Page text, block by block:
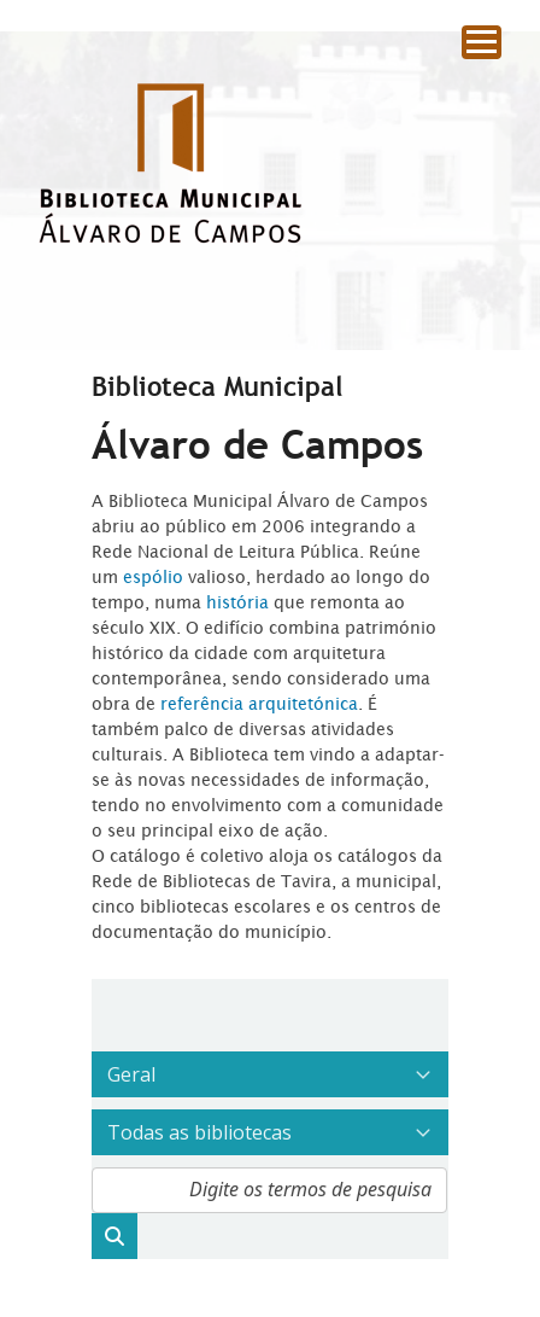
Biblioteca Municipal
Álvaro de Campos
A Biblioteca Municipal Álvaro de Campos
abriu ao público em 2006 integrando a
Rede Nacional de Leitura Pública. Reúne
umespóliovalioso, herdado ao longo do
tempo, numa história que remonta ao
século XIX. O edifício combina património
histórico da cidade com arquitetura
contemporânea, sendo considerado uma
obra de referência arquitetónica . É
também palco de diversas atividades
culturais. A Biblioteca tem vindo a adaptar-
se às novas necessidades de informação,
tendo no envolvimento com a comunidade
o seu principal eixo de ação.
O catálogo é coletivo aloja os catálogos da
Rede de Bibliotecas de Tavira, a municipal,
cinco bibliotecas escolares e os centros de
documentação do município.